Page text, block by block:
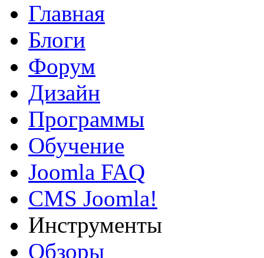
Главная
Блоги
Форум
Дизайн
Программы
Обучение
Joomla FAQ
CMS Joomla!
Инструменты
Обзоры